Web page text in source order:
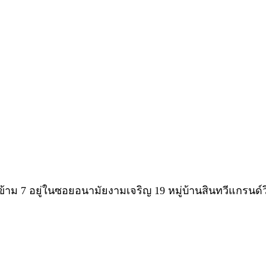
ม 7 อยู่ในซอยอนามัยงามเจริญ 19 หมู่บ้านสินทวีแกรนด์